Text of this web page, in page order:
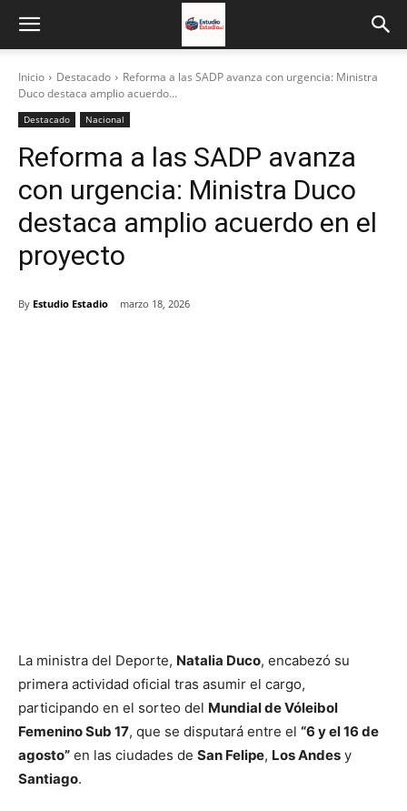
Inicio Destacado
Reforma a las SADP avanza con urgencia: Ministra
Duco destaca amplio acuerdo...
Destacado Nacional
Reforma a las SADP avanza
con urgencia: Ministra Duco
destaca amplio acuerdo en el
proyecto
By Estudio Estadio marzo 18, 2026
La ministra del Deporte, Natalia Duco, encabezó su
primera actividad oficial tras asumir el cargo,
participando en el sorteo del Mundial de Vóleibol
Femenino Sub 17, que se disputará entre el “6 y el 16 de
agosto” en las ciudades de San Felipe, Los Andes y
Santiago.